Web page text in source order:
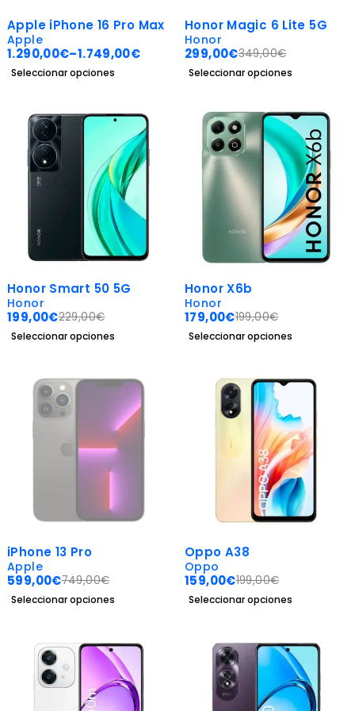
SOLD OUT
Apple iPhone 16 Pro Max
Apple
1.290,00€–1.749,00€
Seleccionar opciones
-14%
Honor Magic 6 Lite 5G
Honor
349,00€
299,00€
Seleccionar opciones
-13%
Honor Smart 50 5G
Honor
229,00€
199,00€
Seleccionar opciones
-10%
Honor X6b
Honor
199,00€
179,00€
Seleccionar opciones
SOLD OUT
iPhone 13 Pro
Apple
749,00€
599,00€
Seleccionar opciones
-20%
Oppo A38
Oppo
199,00€
159,00€
Seleccionar opciones